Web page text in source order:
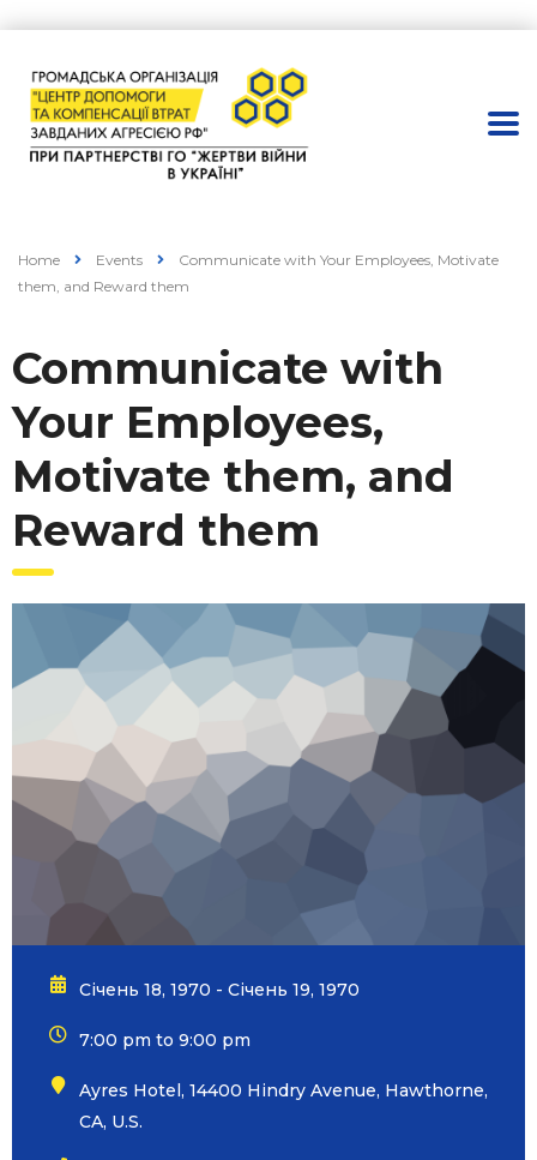
Home Events
Communicate with Your Employees, Motivate
them, and Reward them
Communicate with
Your Employees,
Motivate them, and
Reward them
Січень 18, 1970 - Січень 19, 1970
7:00 pm to 9:00 pm
Ayres Hotel, 14400 Hindry Avenue, Hawthorne,
CA, U.S.